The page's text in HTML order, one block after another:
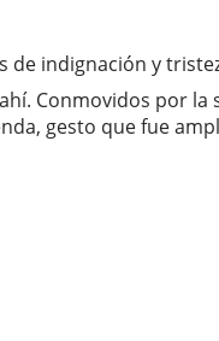
indignación y
Conmovidos por
gesto que fue